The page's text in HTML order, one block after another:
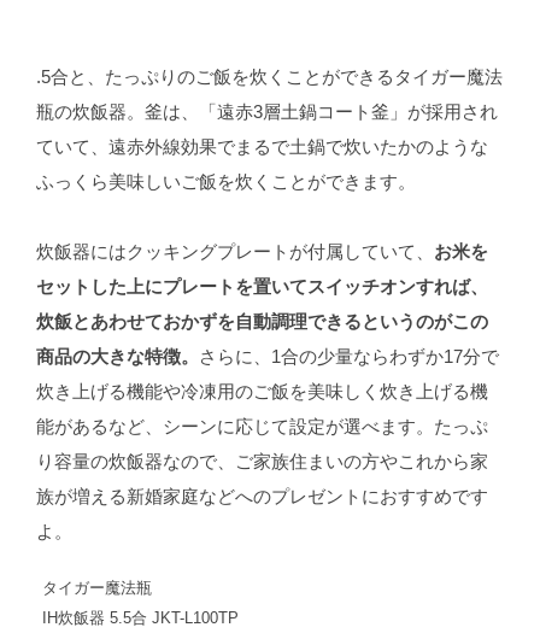
.5合と、たっぷりのご飯を炊くことができるタイガー魔法
瓶の炊飯器。釜は、「遠赤3層土鍋コート釜」が採用され
ていて、遠赤外線効果でまるで土鍋で炊いたかのような
ふっくら美味しいご飯を炊くことができます。
炊飯器にはクッキングプレートが付属していて、 お米を
セットした上にプレートを置いてスイッチオンすれば、
炊飯とあわせておかずを自動調理できるというのがこの
商品の大きな特徴。
さらに、1合の少量ならわずか17分で
炊き上げる機能や冷凍用のご飯を美味しく炊き上げる機
能があるなど、シーンに応じて設定が選べます。たっぷ
り容量の炊飯器なので、ご家族住まいの方やこれから家
族が増える新婚家庭などへのプレゼントにおすすめです
よ。
タイガー魔法瓶
IH炊飯器 5.5合 JKT-L100TP